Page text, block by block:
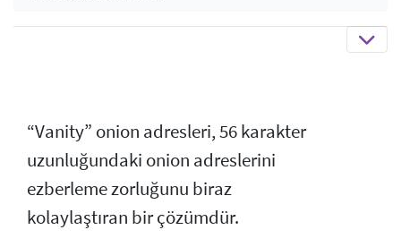
“Vanity” onion adresleri, 56 karakter
uzunluğundaki onion adreslerini
ezberleme zorluğunu biraz
kolaylaştıran bir çözümdür.